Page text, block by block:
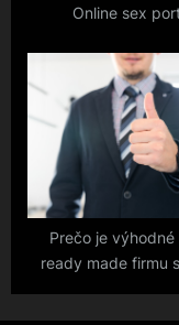
Online sex
Prečo je
ready made firmu